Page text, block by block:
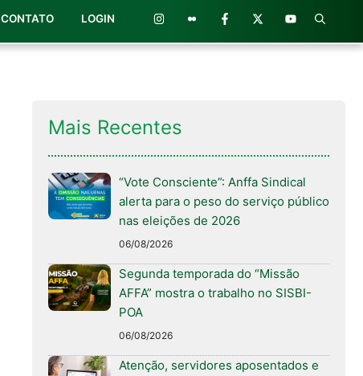
CONTATO LOGIN
Mais Recentes
“Vote Consciente”: Anffa Sindical
alerta para o peso do serviço público
nas eleições de 2026
06/08/2026
Segunda temporada do “Missão
AFFA” mostra o trabalho no SISBI-
POA
06/08/2026
Atenção, servidores aposentados e